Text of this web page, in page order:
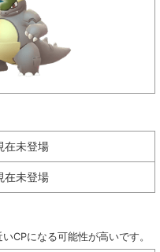
在未登場
在未登場
CPになる可能性が高いです。